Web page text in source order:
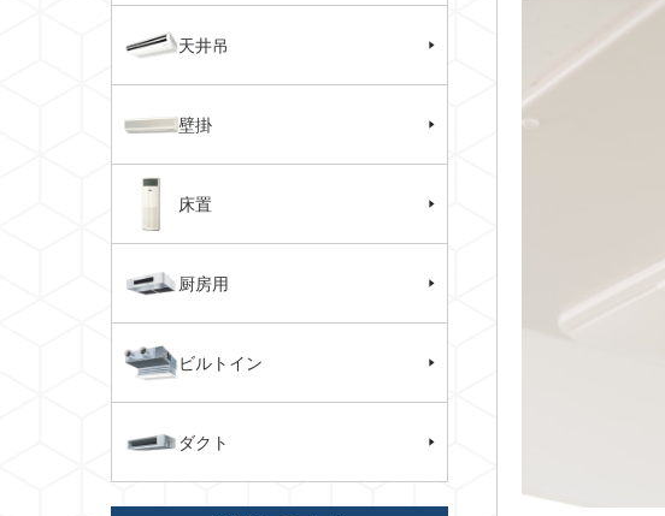
天井吊
壁掛
床置
厨房用
ビルトイン
ダクト